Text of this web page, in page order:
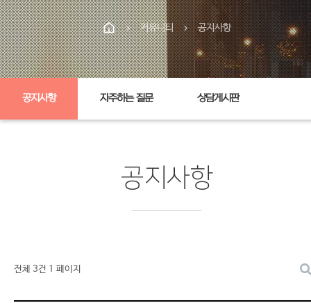
chevron_right 커뮤니티 chevron_right 공지사항
공지사항 자주하는 질문 상담게시판
공지사항
전체 3건 1 페이지